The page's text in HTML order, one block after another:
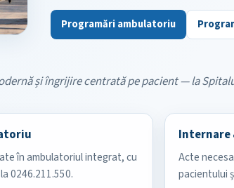
Programări ambulatoriu
și îngrijire centrată pe pacient — la
în ambulatoriul integrat, cu
0246.211.550.
Internare
Acte
pacientului